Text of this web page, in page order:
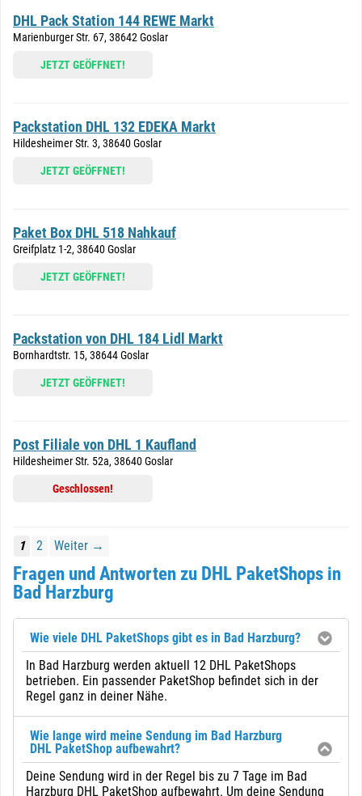
DHL Pack Station 144 REWE Markt
Marienburger Str. 67, 38642 Goslar
JETZT GEÖFFNET!
Packstation DHL 132 EDEKA Markt
Hildesheimer Str. 3, 38640 Goslar
JETZT GEÖFFNET!
Paket Box DHL 518 Nahkauf
Greifplatz 1-2, 38640 Goslar
JETZT GEÖFFNET!
Packstation von DHL 184 Lidl Markt
Bornhardtstr. 15, 38644 Goslar
JETZT GEÖFFNET!
Post Filiale von DHL 1 Kaufland
Hildesheimer Str. 52a, 38640 Goslar
Geschlossen!
1 2 Weiter →
Fragen und Antworten zu DHL PaketShops in
Bad Harzburg
Wie viele DHL PaketShops gibt es in Bad Harzburg?
In Bad Harzburg werden aktuell 12 DHL PaketShops
betrieben. Ein passender PaketShop befindet sich in der
Regel ganz in deiner Nähe.
Wie lange wird meine Sendung im Bad Harzburg
DHL PaketShop aufbewahrt?
Deine Sendung wird in der Regel bis zu 7 Tage im Bad
Harzburg DHL PaketShop aufbewahrt. Um deine Sendung